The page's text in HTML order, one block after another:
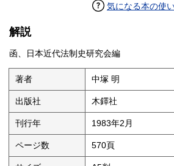
気になる本の使
解説
函、日本近代法制史研究会編
著者 中塚 明
出版社 木鐸社
刊行年 1983年2月
ページ数 570頁